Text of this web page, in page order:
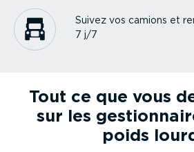
Suivez vos camions et
7 j/7
Tout ce que vous
sur les
poids